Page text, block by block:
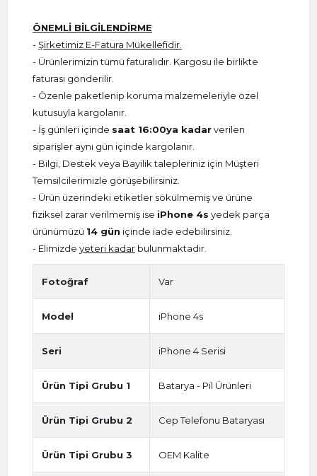
ÖNEMLİ BİLGİLENDİRME
-Şirketimiz E-Fatura Mükellefidir.
- Ürünlerimizin tümü faturalıdır. Kargosu ile birlikte
faturası gönderilir.
- Özenle paketlenip koruma malzemeleriyle özel
kutusuyla kargolanır.
- İş günleri içinde saat 16:00ya kadarverilen
siparişler aynı gün içinde kargolanır.
- Bilgi, Destek veya Bayilik talepleriniz için Müşteri
Temsilcilerimizle görüşebilirsiniz.
- Ürün üzerindeki etiketler sökülmemiş ve ürüne
fiziksel zarar verilmemiş ise iPhone 4s yedek parça
ürünümüzü 14 gün içinde iade edebilirsiniz.
- Elimizde yeteri kadar bulunmaktadır.
Fotoğraf Var
Model iPhone 4s
Seri iPhone 4 Serisi
Ürün Tipi Grubu 1 Batarya - Pil Ürünleri
Ürün Tipi Grubu 2 Cep Telefonu Bataryası
Ürün Tipi Grubu 3 OEM Kalite